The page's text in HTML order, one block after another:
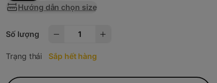
Hướng dẫn chọn size
Số lượng
Trạng thái Sắp hết hàng